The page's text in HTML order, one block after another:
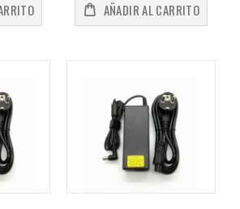
AÑADIR AL CARRITO